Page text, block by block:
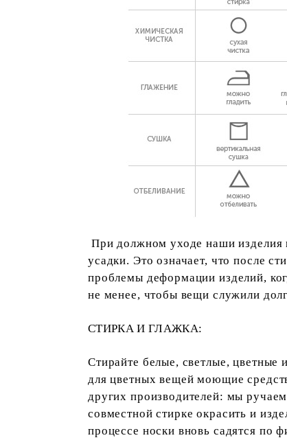
При должном уходе наши изделия
усадки. Это означает, что после
проблемы деформации изделий,
не менее, чтобы вещи служили
СТИРКА И ГЛАЖКА:
Стирайте белые, светлые,
для цветных вещей моющие
других производителей: мы
совместной стирке окрасить и
процессе носки вновь садятся по